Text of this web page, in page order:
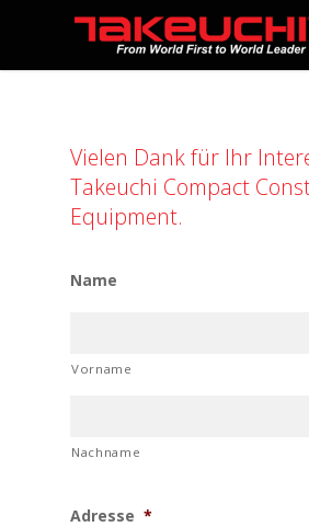
Vielen Dank für Ihr
Takeuchi Compact
Equipment.
Name
Vorname
Nachname
Adresse *